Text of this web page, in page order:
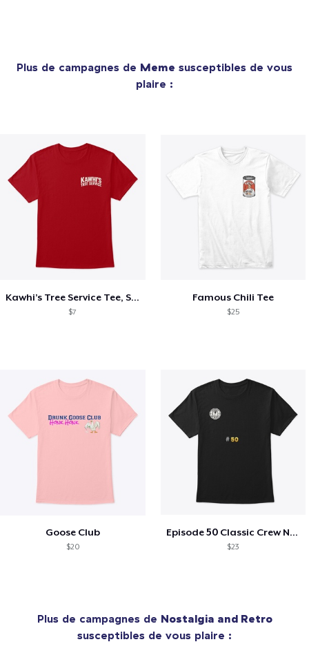
Plus de campagnes de Meme susceptibles de vous
plaire :
Kawhi’s Tree Service Tee, Shirts, Mug
$7
Famous Chili Tee
$25
Goose Club
$20
Episode 50 Classic Crew Neck T-Shirt
$23
Plus de campagnes de Nostalgia and Retro
susceptibles de vous plaire :